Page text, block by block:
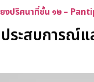
ยงปริศนาที่ชั้น ๑๒ –
ประสบการณ์